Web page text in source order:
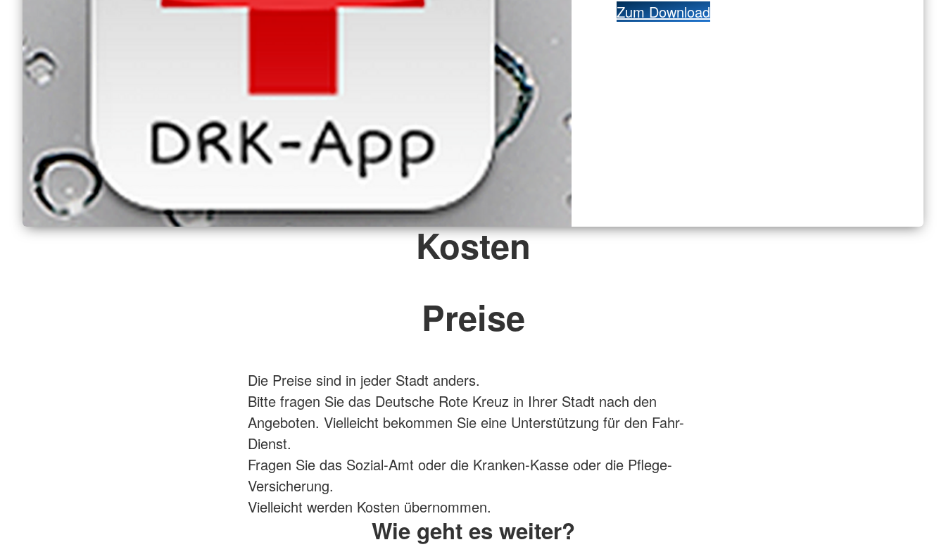
Zum Download
Kosten
Preise
Die Preise sind in jeder Stadt anders.
Bitte fragen Sie das Deutsche Rote Kreuz in Ihrer Stadt nach den
Angeboten. Vielleicht bekommen Sie eine Unterstützung für den Fahr-
Dienst.
Fragen Sie das Sozial-Amt oder die Kranken-Kasse oder die Pflege-
Versicherung.
Vielleicht werden Kosten übernommen.
Wie geht es weiter?